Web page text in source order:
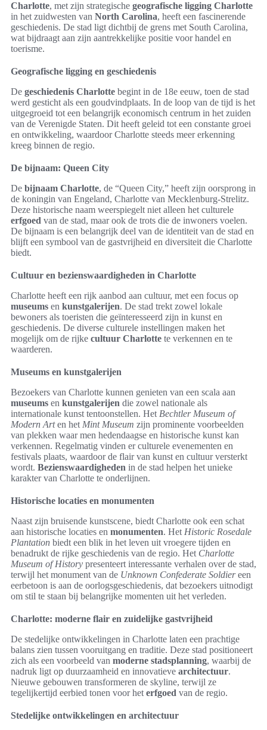
Charlotte, met zijn strategische geografische ligging Charlotte
in het zuidwesten van North Carolina, heeft een fascinerende
geschiedenis. De stad ligt dichtbij de grens met South Carolina,
wat bijdraagt aan zijn aantrekkelijke positie voor handel en
toerisme.
Geografische ligging en geschiedenis
De geschiedenis Charlotte begint in de 18e eeuw, toen de stad
werd gesticht als een goudvindplaats. In de loop van de tijd is het
uitgegroeid tot een belangrijk economisch centrum in het zuiden
van de Verenigde Staten. Dit heeft geleid tot een constante groei
en ontwikkeling, waardoor Charlotte steeds meer erkenning
kreeg binnen de regio.
De bijnaam: Queen City
De bijnaam Charlotte, de “Queen City,” heeft zijn oorsprong in
de koningin van Engeland, Charlotte van Mecklenburg-Strelitz.
Deze historische naam weerspiegelt niet alleen het culturele
erfgoed van de stad, maar ook de trots die de inwoners voelen.
De bijnaam is een belangrijk deel van de identiteit van de stad en
blijft een symbool van de gastvrijheid en diversiteit die Charlotte
biedt.
Cultuur en bezienswaardigheden in Charlotte
Charlotte heeft een rijk aanbod aan cultuur, met een focus op
museums en kunstgalerijen. De stad trekt zowel lokale
bewoners als toeristen die geïnteresseerd zijn in kunst en
geschiedenis. De diverse culturele instellingen maken het
mogelijk om de rijke cultuur Charlotte te verkennen en te
waarderen.
Museums en kunstgalerijen
Bezoekers van Charlotte kunnen genieten van een scala aan
museums en kunstgalerijen die zowel nationale als
internationale kunst tentoonstellen. Het Bechtler Museum of
Modern Arten het Mint Museum zijn prominente voorbeelden
van plekken waar men hedendaagse en historische kunst kan
verkennen. Regelmatig vinden er culturele evenementen en
festivals plaats, waardoor de flair van kunst en cultuur versterkt
wordt. Bezienswaardigheden in de stad helpen het unieke
karakter van Charlotte te onderlijnen.
Historische locaties en monumenten
Naast zijn bruisende kunstscene, biedt Charlotte ook een schat
aan historische locaties en monumenten. Het Historic Rosedale
Plantation biedt een blik in het leven uit vroegere tijden en
benadrukt de rijke geschiedenis van de regio. Het Charlotte
Museum of History presenteert interessante verhalen over de stad,
terwijl het monument van de Unknown Confederate Soldiereen
eerbetoon is aan de oorlogsgeschiedenis, dat bezoekers uitnodigt
om stil te staan bij belangrijke momenten uit het verleden.
Charlotte: moderne flair en zuidelijke gastvrijheid
De stedelijke ontwikkelingen in Charlotte laten een prachtige
balans zien tussen vooruitgang en traditie. Deze stad positioneert
zich als een voorbeeld van moderne stadsplanning, waarbij de
nadruk ligt op duurzaamheid en innovatieve architectuur.
Nieuwe gebouwen transformeren de skyline, terwijl ze
tegelijkertijd eerbied tonen voor het erfgoed van de regio.
Stedelijke ontwikkelingen en architectuur